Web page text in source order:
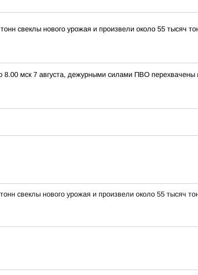
свеклы нового урожая и произвели около 55 тысяч
мск 7 августа, дежурными силами ПВО перехвачены
свеклы нового урожая и произвели около 55 тысяч